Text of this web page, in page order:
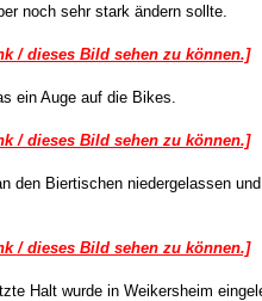
noch sehr stark ändern sollte.
/ dieses Bild sehen zu können.]
ein Auge auf die Bikes.
/ dieses Bild sehen zu können.]
den Biertischen niedergelassen
/ dieses Bild sehen zu können.]
Halt wurde in Weikersheim